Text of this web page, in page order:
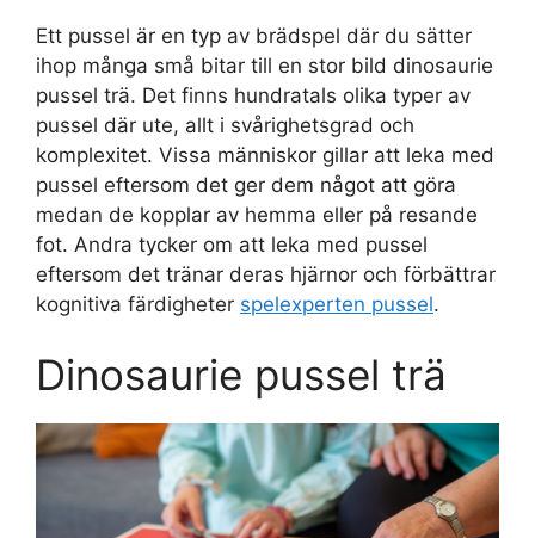
Ett pussel är en typ av brädspel där du sätter
ihop många små bitar till en stor bild dinosaurie
pussel trä. Det finns hundratals olika typer av
pussel där ute, allt i svårighetsgrad och
komplexitet. Vissa människor gillar att leka med
pussel eftersom det ger dem något att göra
medan de kopplar av hemma eller på resande
fot. Andra tycker om att leka med pussel
eftersom det tränar deras hjärnor och förbättrar
kognitiva färdigheter spelexperten pussel.
Dinosaurie pussel trä